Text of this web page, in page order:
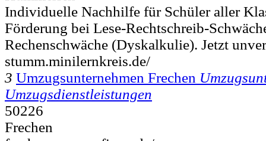
Individuelle Nachhilfe für Schüler aller
Förderung bei Lese-Rechtschreib-
Rechenschwäche (Dyskalkulie). Jetzt
stumm.minilernkreis.de/
3 Umzugsunternehmen Frechen
Umzugsdienstleistungen
50226
Frechen